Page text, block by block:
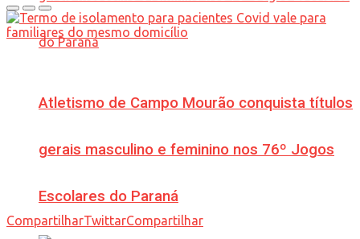
Atletismo de Campo Mourão conquista títulos
gerais masculino e feminino nos 76º Jogos
Escolares do Paraná
CompartilharTwittarCompartilhar